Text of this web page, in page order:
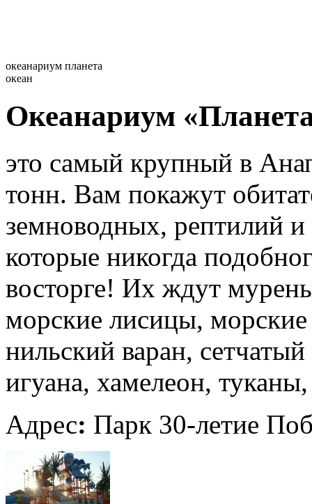
океанариум планета
океан
Океанариум
это самый крупный в
тонн. Вам покажут
земноводных, рептилий
которые никогда
восторге! Их ждут
морские лисицы, морские
нильский варан,
игуана, хамелеон,
Адрес: Парк 30-летие